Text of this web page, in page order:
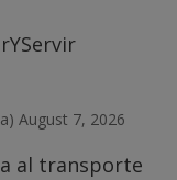
August 7, 2026
al transporte